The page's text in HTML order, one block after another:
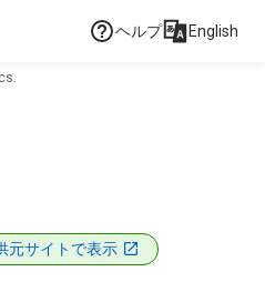
ヘルプ English
元サイトで表示